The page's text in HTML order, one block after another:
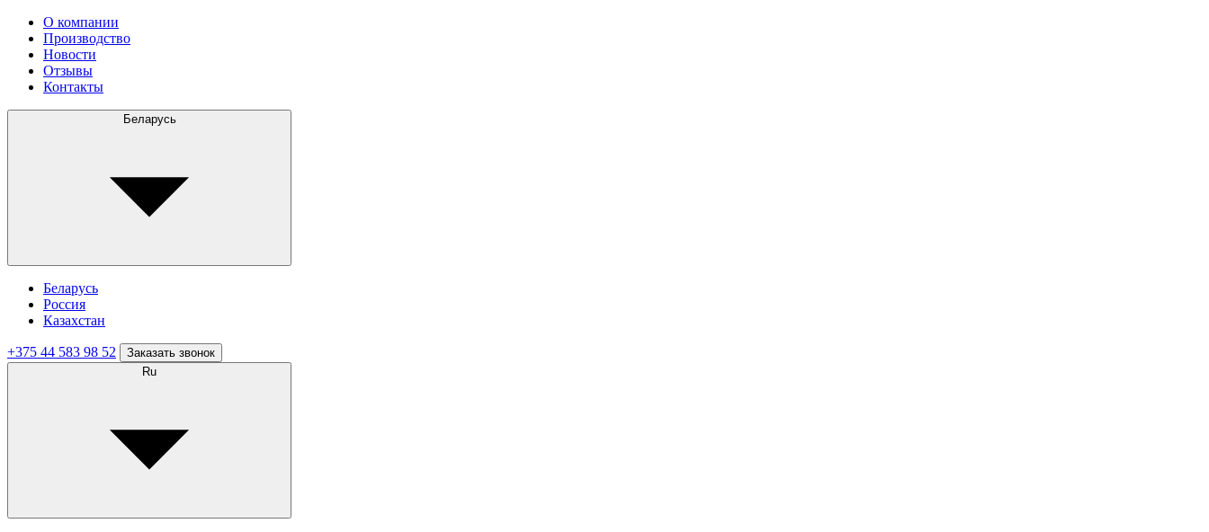
О компании
Производство
Новости
Отзывы
Контакты
Беларусь
Беларусь
Россия
Казахстан
+375 44 583 98 52
Заказать звонок
Ru